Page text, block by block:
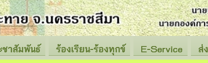
าสัมพันธ์ ร้องเรียน-ร้องทุกข์ E-Service ส่